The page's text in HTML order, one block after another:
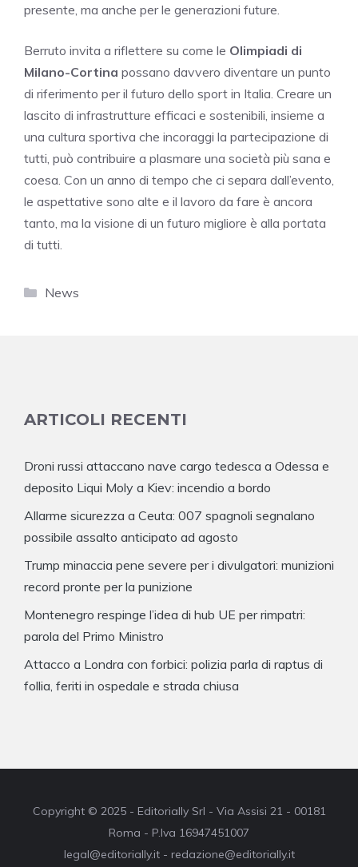
presente, ma anche per le generazioni future.
Berruto invita a riflettere su come le Olimpiadi di
Milano-Cortina possano davvero diventare un punto
di riferimento per il futuro dello sport in Italia. Creare un
lascito di infrastrutture efficaci e sostenibili, insieme a
una cultura sportiva che incoraggi la partecipazione di
tutti, può contribuire a plasmare una società più sana e
coesa. Con un anno di tempo che ci separa dall’evento,
le aspettative sono alte e il lavoro da fare è ancora
tanto, ma la visione di un futuro migliore è alla portata
di tutti.
Categorie
News
ARTICOLI RECENTI
Droni russi attaccano nave cargo tedesca a Odessa e
deposito Liqui Moly a Kiev: incendio a bordo
Allarme sicurezza a Ceuta: 007 spagnoli segnalano
possibile assalto anticipato ad agosto
Trump minaccia pene severe per i divulgatori: munizioni
record pronte per la punizione
Montenegro respinge l’idea di hub UE per rimpatri:
parola del Primo Ministro
Attacco a Londra con forbici: polizia parla di raptus di
follia, feriti in ospedale e strada chiusa
Copyright © 2025 - Editorially Srl - Via Assisi 21 - 00181
Roma - P.Iva 16947451007
legal@editorially.it - redazione@editorially.it